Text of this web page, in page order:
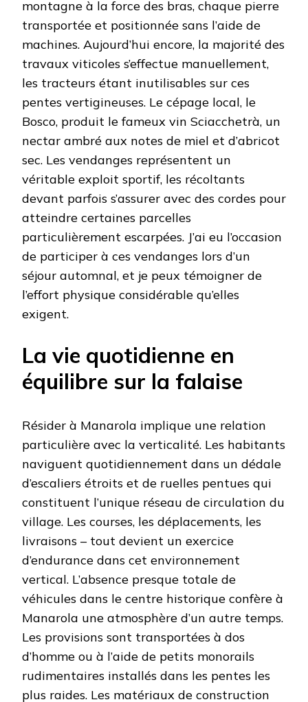
montagne à la force des bras, chaque pierre
transportée et positionnée sans l’aide de
machines. Aujourd’hui encore, la majorité des
travaux viticoles s’effectue manuellement,
les tracteurs étant inutilisables sur ces
pentes vertigineuses. Le cépage local, le
Bosco, produit le fameux vin Sciacchetrà, un
nectar ambré aux notes de miel et d’abricot
sec. Les vendanges représentent un
véritable exploit sportif, les récoltants
devant parfois s’assurer avec des cordes pour
atteindre certaines parcelles
particulièrement escarpées. J’ai eu l’occasion
de participer à ces vendanges lors d’un
séjour automnal, et je peux témoigner de
l’effort physique considérable qu’elles
exigent.
La vie quotidienne en
équilibre sur la falaise
Résider à Manarola implique une relation
particulière avec la verticalité. Les habitants
naviguent quotidiennement dans un dédale
d’escaliers étroits et de ruelles pentues qui
constituent l’unique réseau de circulation du
village. Les courses, les déplacements, les
livraisons – tout devient un exercice
d’endurance dans cet environnement
vertical. L’absence presque totale de
véhicules dans le centre historique confère à
Manarola une atmosphère d’un autre temps.
Les provisions sont transportées à dos
d’homme ou à l’aide de petits monorails
rudimentaires installés dans les pentes les
plus raides. Les matériaux de construction